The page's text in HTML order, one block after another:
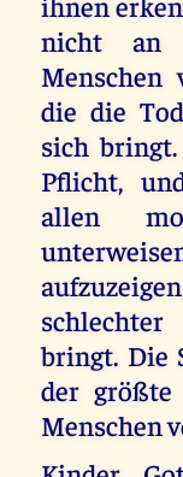
nicht an
Menschen
die die
sich
Pflicht,
allen
bringt. Die
der größte
Menschen